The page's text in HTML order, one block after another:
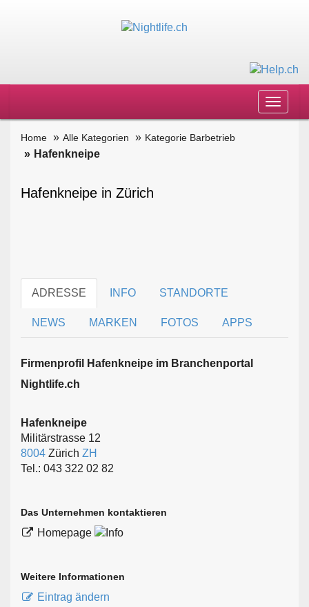
Toggle
Home Alle Kategorien Kategorie Barbetrieb
Hafenkneipe
Hafenkneipe in Zürich
ADRESSE INFO STANDORTE
NEWS MARKEN FOTOS APPS
Firmen­profil Hafenkneipe im Branchen­portal
Nightlife.ch
Hafenkneipe
Militärstrasse 12
8004 Zürich ZH
Tel.: 043 322 02 82
Das Unternehmen kontaktieren
Homepage
Weitere Informationen
Eintrag ändern